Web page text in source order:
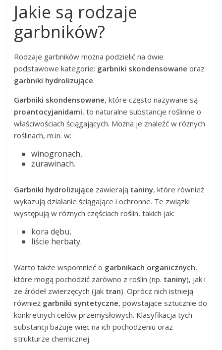
Jakie są rodzaje
garbników?
Rodzaje garbników można podzielić na dwie
podstawowe kategorie: garbniki skondensowane oraz
garbniki hydrolizujące.
Garbniki skondensowane, które często nazywane są
proantocyjanidami, to naturalne substancje roślinne o
właściwościach ściągających. Można je znaleźć w różnych
roślinach, m.in. w:
winogronach,
żurawinach.
Garbniki hydrolizujące zawierają taniny, które również
wykazują działanie ściągające i ochronne. Te związki
występują w różnych częściach roślin, takich jak:
kora dębu,
liście herbaty.
Warto także wspomnieć o garbnikach organicznych,
które mogą pochodzić zarówno z roślin (np. taniny), jak i
ze źródeł zwierzęcych (jak tran). Oprócz nich istnieją
również garbniki syntetyczne, powstające sztucznie do
konkretnych celów przemysłowych. Klasyfikacja tych
substancji bazuje więc na ich pochodzeniu oraz
strukturze chemicznej.